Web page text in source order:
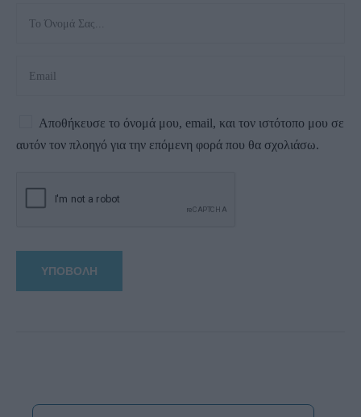
Αποθήκευσε το όνομά μου, email, και τον ιστότοπο μου σε
αυτόν τον πλοηγό για την επόμενη φορά που θα σχολιάσω.